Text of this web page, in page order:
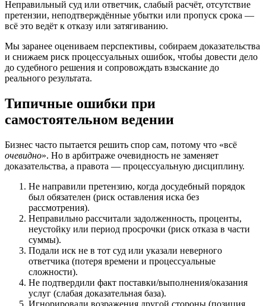
Неправильный суд или ответчик, слабый расчёт, отсутствие
претензии, неподтверждённые убытки или пропуск срока —
всё это ведёт к отказу или затягиванию.
Мы заранее оцениваем перспективы, собираем доказательства
и снижаем риск процессуальных ошибок, чтобы довести дело
до судебного решения и сопровождать взыскание до
реального результата.
Типичные ошибки при
самостоятельном ведении
Бизнес часто пытается решить спор сам, потому что «всё
очевидно». Но в арбитраже очевидность не заменяет
доказательства, а правота — процессуальную дисциплину.
Не направили претензию, когда досудебный порядок
был обязателен (риск оставления иска без
рассмотрения).
Неправильно рассчитали задолженность, проценты,
неустойку или период просрочки (риск отказа в части
суммы).
Подали иск не в тот суд или указали неверного
ответчика (потеря времени и процессуальные
сложности).
Не подтвердили факт поставки/выполнения/оказания
услуг (слабая доказательная база).
Игнорировали возражения другой стороны (позиция